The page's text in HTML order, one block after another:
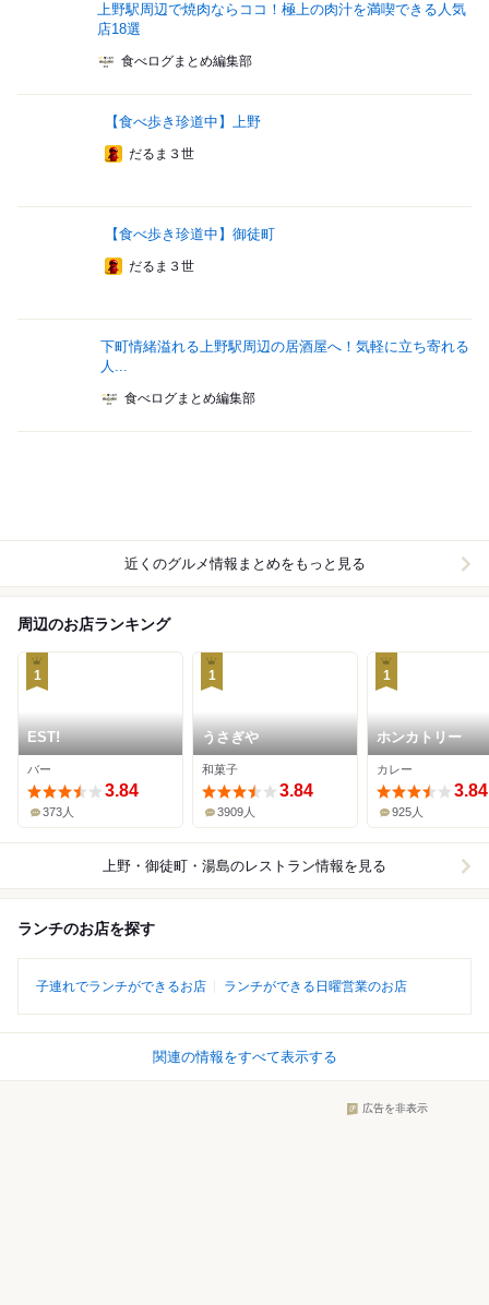
上野駅周辺で焼肉ならココ！極上の肉汁を満喫できる人気
店18選
食べログまとめ編集部
【食べ歩き珍道中】上野
だるま３世
【食べ歩き珍道中】御徒町
だるま３世
下町情緒溢れる上野駅周辺の居酒屋へ！気軽に立ち寄れる
人...
食べログまとめ編集部
近くのグルメ情報まとめをもっと見る
周辺のお店ランキング
1
EST!
バー
3.84
373人
1
うさぎや
和菓子
3.84
3909人
1
ホンカトリー
カレー
3.84
925人
上野・御徒町・湯島のレストラン情報を見る
ランチのお店を探す
子連れでランチができるお店 ランチができる日曜営業のお店
関連の情報をすべて表示する
広告を非表示